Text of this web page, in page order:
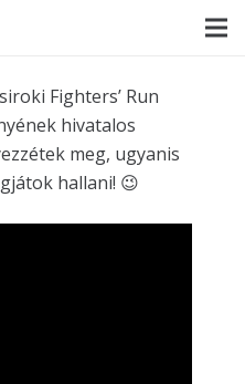
Fighters’ Run
hivatalos
meg, ugyanis
hallani! 😉